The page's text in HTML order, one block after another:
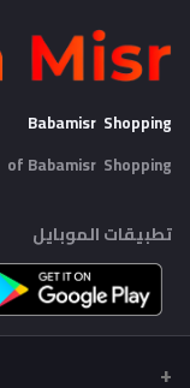
Babamisr Shopping
Babamisr Shopping
تطبيقات الموبايل